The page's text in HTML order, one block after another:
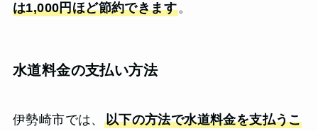
は1,000円ほど節約できます。
水道料金の支払い方法
伊勢崎市では、 以下の方法で水道料金を支払うこ